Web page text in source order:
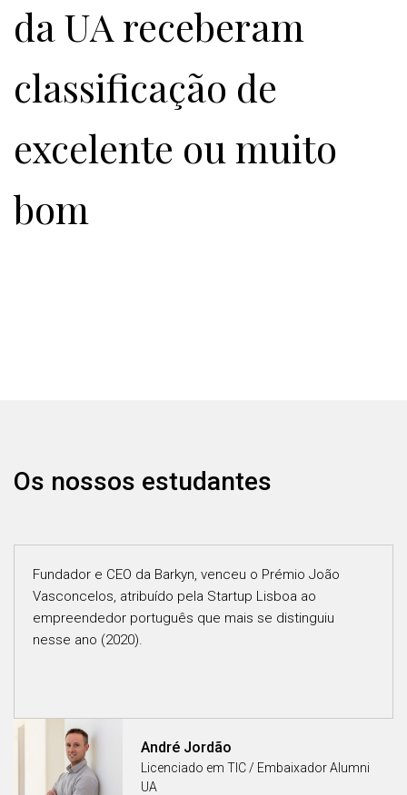
da UA receberam
classificação de
excelente ou muito
bom
Os nossos estudantes
Fundador e CEO da Barkyn, venceu o Prémio João
Vasconcelos, atribuído pela Startup Lisboa ao
empreendedor português que mais se distinguiu
nesse ano (2020).
André Jordão
Licenciado em TIC / Embaixador Alumni
UA